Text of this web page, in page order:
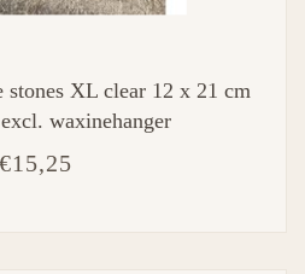
stones XL clear 12 x 21 cm
waxinehanger
€15,25